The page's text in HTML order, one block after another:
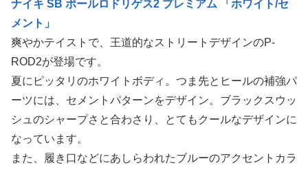
ナイキ SB ポールロドリゲス2 プレミアム 「ホワイト/セ
メント」
爽やかテイストで、王道的なストリートデザインのP-
ROD2が登場です。
夏にピッタリのホワイトボディ。つま先とヒールの補強パ
ーツには、セメントパターンをデザイン。ブラックスウッ
シュのシャープさと合わさり、とてもクールなデザインに
なっています。
また、履き口などにあしらわれたブルーのアクセントカラ